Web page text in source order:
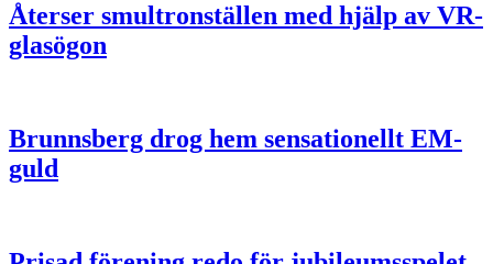
Återser smultronställen med hjälp av VR-
glasögon
Brunnsberg drog hem sensationellt EM-
guld